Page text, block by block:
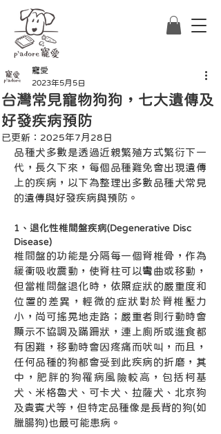
台灣常見寵物狗狗，七大遺傳及
好發疾病預防
寵愛
2023年5月5日
已更新： 2025年7月28日
品種犬多數是透過近親繁殖方式繁衍下一
代，長久下來，每個品種難免會出現遺傳
上的疾病，以下為整理出多數品種犬常見
的遺傳與好發疾病與預防。
1、退化性椎間盤疾病(Degenerative Disc
Disease)
椎間盤的功能是分隔每一個脊椎骨，作為
緩衝吸收震動，使脊柱可以彎曲或移動，
但當椎間盤退化時，依照症狀的嚴重度和
位置的差異，輕微的症狀對於脊椎壓力
小，尚可搖晃地走路；嚴重者則行動時會
顯示不協調及蹣跚狀，連上廁所或進食都
有困難，移動時會因疼痛而吠叫，而且，
任何品種的狗都會受到此疾病的折磨，其
中，肥胖的狗罹病風險較高，包括柯基
犬、米格魯犬、可卡犬、拉薩犬、北京狗
及貴賓犬等，但特定品種像是長背的狗(如
臘腸狗)也最可能患病。